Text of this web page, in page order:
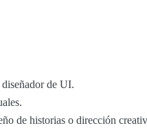
diseñador de UI.
de historias o dirección